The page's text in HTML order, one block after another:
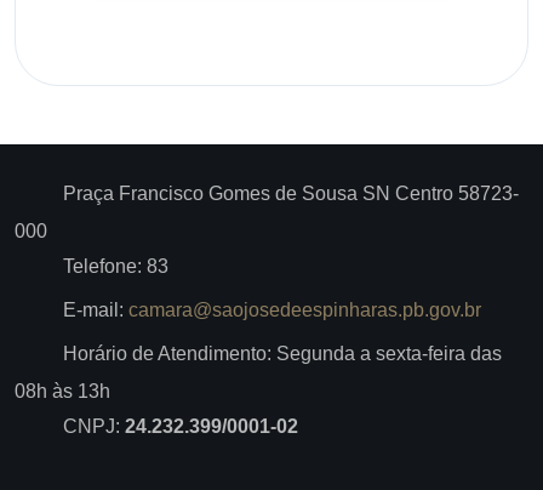
Praça Francisco Gomes de Sousa SN Centro 58723-
000
Telefone: 83
E-mail: camara@saojosedeespinharas.pb.gov.br
Horário de Atendimento: Segunda a sexta-feira das
08h às 13h
CNPJ: 24.232.399/0001-02